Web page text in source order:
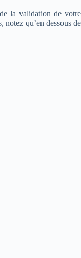
la validation de votre
qu’en dessous de